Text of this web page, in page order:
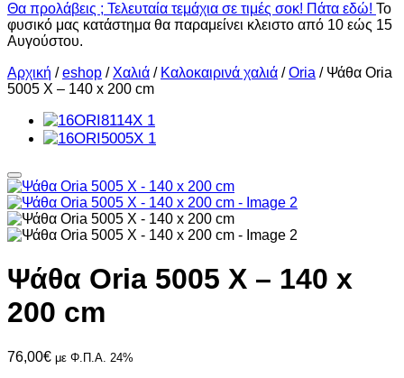
Θα προλάβεις ; Τελευταία τεμάχια σε τιμές σοκ! Πάτα εδώ! Το
φυσικό μας κατάστημα θα παραμείνει κλειστο από 10 εώς 15
Αυγούστου.
Αρχική /eshop / Χαλιά / Καλοκαιρινά χαλιά /Oria / Ψάθα Oria
5005 X – 140 x 200 cm
Ψάθα Oria 5005 X – 140 x
200 cm
76,00€ με Φ.Π.Α. 24%